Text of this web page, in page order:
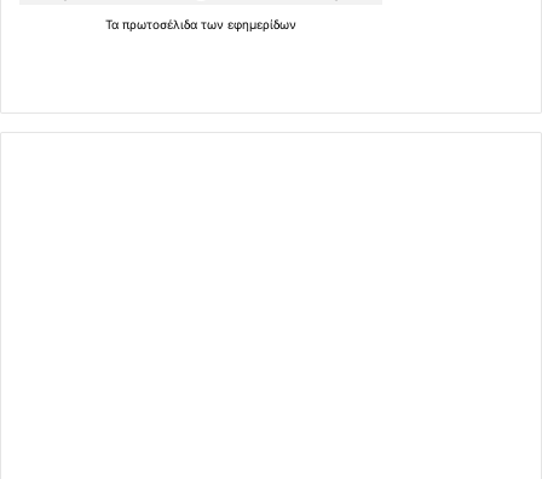
Τα πρωτοσέλιδα των εφημερίδων